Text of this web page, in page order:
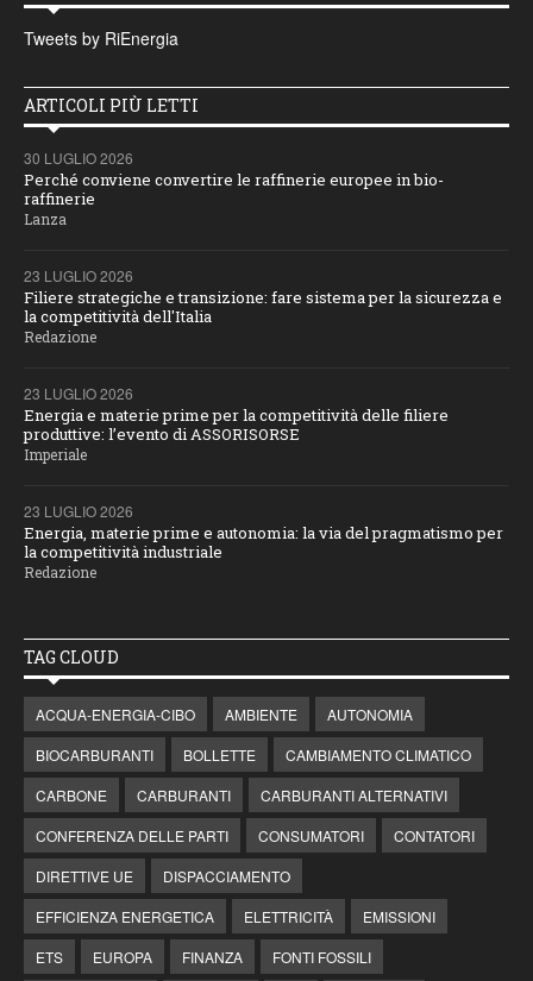
Tweets by RiEnergia
ARTICOLI PIÙ LETTI
30 LUGLIO 2026
Perché conviene convertire le raffinerie europee in bio-
raffinerie
Lanza
23 LUGLIO 2026
Filiere strategiche e transizione: fare sistema per la sicurezza e
la competitività dell'Italia
Redazione
23 LUGLIO 2026
Energia e materie prime per la competitività delle filiere
produttive: l’evento di ASSORISORSE
Imperiale
23 LUGLIO 2026
Energia, materie prime e autonomia: la via del pragmatismo per
la competitività industriale
Redazione
TAG CLOUD
ACQUA-ENERGIA-CIBO AMBIENTE
AUTONOMIA
BIOCARBURANTI
BOLLETTE
CAMBIAMENTO CLIMATICO
CARBONE
CARBURANTI
CARBURANTI ALTERNATIVI
CONFERENZA DELLE PARTI
CONSUMATORI
CONTATORI
DIRETTIVE UE
DISPACCIAMENTO
EFFICIENZA ENERGETICA
ELETTRICITÀ
EMISSIONI
ETS
EUROPA FINANZA FONTI FOSSILI